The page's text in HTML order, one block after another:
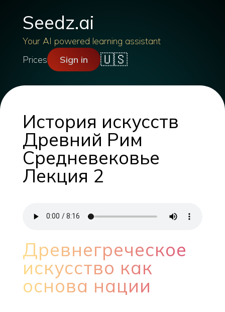
Seedz.ai
Your AI powered learning assistant
Prices
Sign in 🇺🇸
История искусств
Древний Рим
Средневековье
Лекция 2
Древнегреческое
искусство как
основа нации